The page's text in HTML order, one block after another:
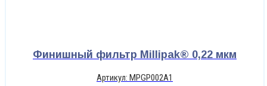
Финишный фильтр Millipak® 0,22 мкм
Артикул: MPGP002A1